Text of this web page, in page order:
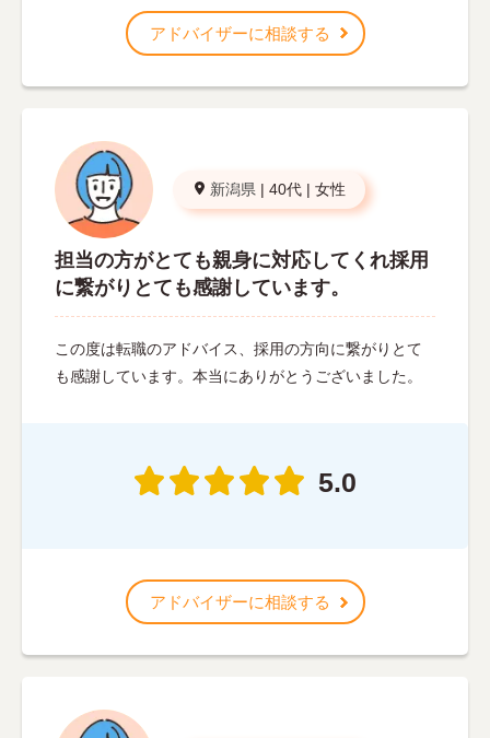
アドバイザーに相談する
新潟県 | 40代 | 女性
担当の方がとても親身に対応してくれ採用
に繋がりとても感謝しています。
この度は転職のアドバイス、採用の方向に繋がりとて
も感謝しています。本当にありがとうございました。
5.0
アドバイザーに相談する